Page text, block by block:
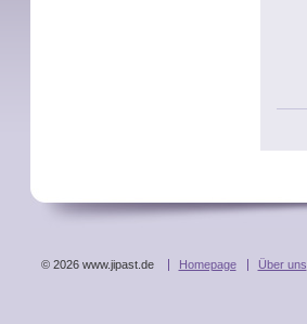
Homepage Über uns
© 2026 www.jipast.de